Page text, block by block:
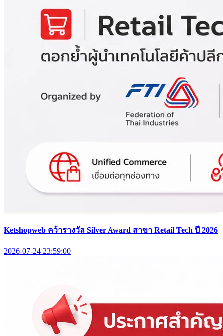
Ketshopweb คว้ารางวัล Silver Award สาขา Retail Tech ปี 2026
2026-07-24 23:59:00